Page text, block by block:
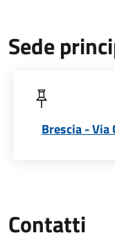
Sede
Brescia - Via
Contatti